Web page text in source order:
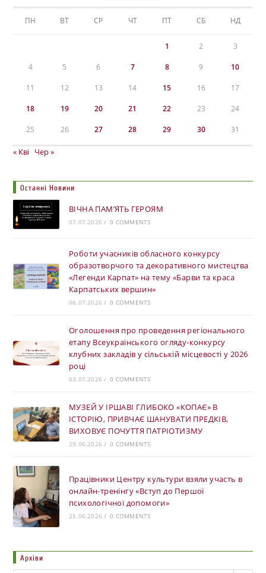
ПН ВТ СР ЧТ ПТ СБ НД
1 2 3
4 5 6 7 8 9 10
11 12 13 14 15 16 17
18 19 20 21 22 23 24
25 26 27 28 29 30 31
« Кві Чер »
Останні Новини
ВІЧНА ПАМ’ЯТЬ ГЕРОЯМ
07.07.2026 / 0 COMMENTS
Роботи учасників обласного конкурсу
образотворчого та декоративного мистецтва
«Легенди Карпат» на тему «Барви та краса
Карпатських вершин»
06.07.2026 / 0 COMMENTS
Оголошення про проведення регіонального
етапу Всеукраїнського огляду-конкурсу
клубних закладів у сільській місцевості у 2026
році
03.07.2026 / 0 COMMENTS
МУЗЕЙ У ІРШАВІ ГЛИБОКО «КОПАЄ» В
ІСТОРІЮ, ПРИВЧАЄ ШАНУВАТИ ПРЕДКІВ,
ВИХОВУЄ ПОЧУТТЯ ПАТРІОТИЗМУ
29.06.2026 / 0 COMMENTS
Працівники Центру культури взяли участь в
онлайн-тренінгу «Вступ до Першої
психологічної допомоги»
25.06.2026 / 0 COMMENTS
Архіви